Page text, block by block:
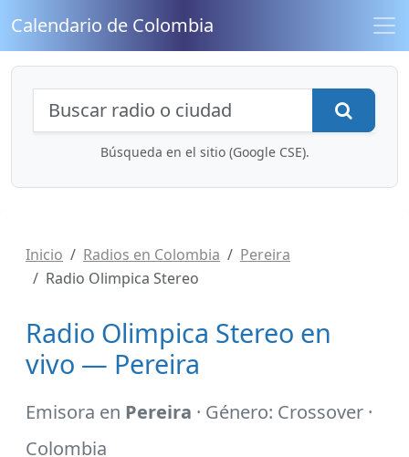
Calendario de Colombia
Búsqueda de radios y contenidos
Búsqueda en el sitio (Google CSE).
Inicio Radios en Colombia
Pereira
Radio Olimpica Stereo
Radio Olimpica Stereo en
vivo — Pereira
Emisora en Pereira · Género: Crossover ·
Colombia